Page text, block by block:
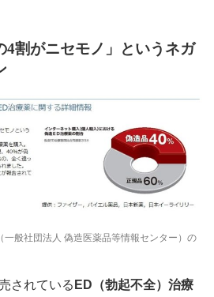
4割がニセモノ」というネガ
般社団法人 偽造医薬品等情報センター）の
されている ED（勃起不全）治療